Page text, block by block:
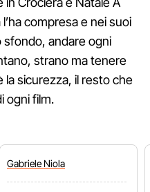
compresa e nei suoi
sfondo, andare ogni
strano ma tenere
la sicurezza, il resto che
ogni film.
GabrieleNiola